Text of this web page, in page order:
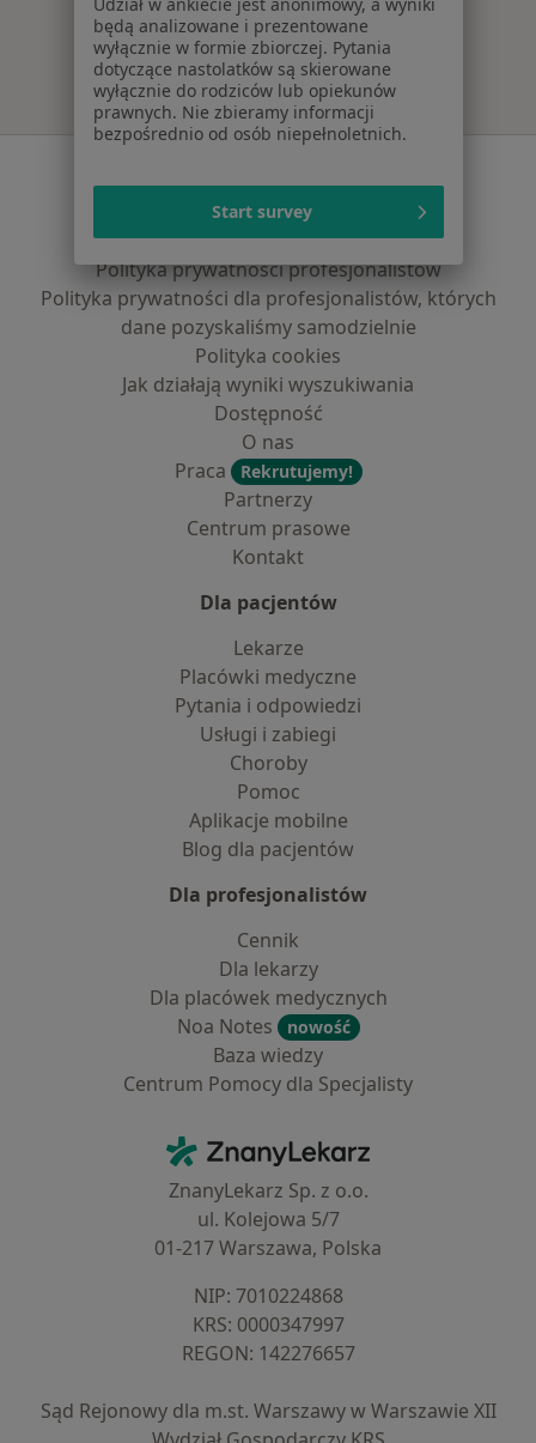
Więcej w kategorii: Najpopularniejsze
Regulamin
Polityka prywatności pacjentów
Polityka prywatności profesjonalistów
Polityka prywatności dla profesjonalistów, których
dane pozyskaliśmy samodzielnie
Polityka cookies
Jak działają wyniki wyszukiwania
Dostępność
O nas
Praca
Rekrutujemy!
Partnerzy
Centrum prasowe
Kontakt
Dla pacjentów
Lekarze
Placówki medyczne
Pytania i odpowiedzi
Usługi i zabiegi
Choroby
Pomoc
Aplikacje mobilne
Blog dla pacjentów
Dla profesjonalistów
Cennik
Dla lekarzy
Dla placówek medycznych
Noa Notes
nowość
Baza wiedzy
Centrum Pomocy dla Specjalisty
ZnanyLekarz - Strona główna
ZnanyLekarz Sp. z o.o.
ul. Kolejowa 5/7
01-217 Warszawa, Polska
NIP: ⁠7010224868
KRS: ⁠0000347997
REGON: ⁠142276657
Sąd Rejonowy dla m.st. Warszawy w Warszawie XII
będą analizowane i prezentowane
wyłącznie w formie zbiorczej. Pytania
dotyczące nastolatków są skierowane
wyłącznie do rodziców lub opiekunów
prawnych. Nie zbieramy informacji
bezpośrednio od osób niepełnoletnich.
Start survey